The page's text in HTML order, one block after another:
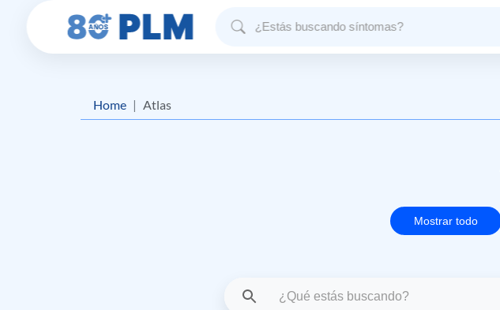
Home Atlas
Mostrar todo